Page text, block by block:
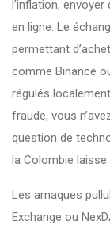
l’inflation, envoyer
en ligne. Le
permettant
comme Binance
régulés
fraude, vous
question de
la Colombie
Les arnaques
Exchange ou